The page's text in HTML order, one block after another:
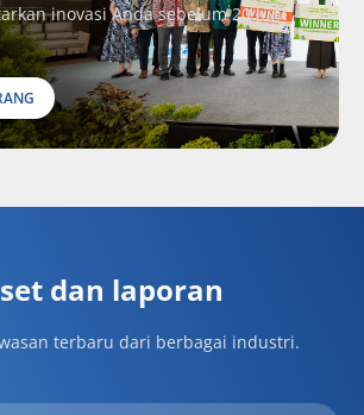
inovasi Anda sebelum 20 Juni
dan laporan
terbaru dari berbagai industri.